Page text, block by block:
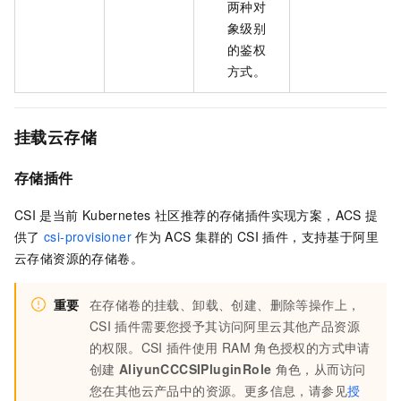
两种对
象级别
的鉴权
方式。
挂载云存储
存储插件
CSI 是当前 Kubernetes 社区推荐的存储插件实现方案，ACS 提
供了 csi-provisioner 作为 ACS 集群的 CSI 插件，支持基于阿里
云存储资源的存储卷。
重要 在存储卷的挂载、卸载、创建、删除等操作上，
CSI 插件需要您授予其访问阿里云其他产品资源
的权限。CSI 插件使用 RAM 角色授权的方式申请
创建 AliyunCCCSIPluginRole 角色，从而访问
您在其他云产品中的资源。更多信息，请参见授